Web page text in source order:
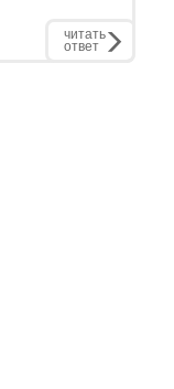
читать
ответ